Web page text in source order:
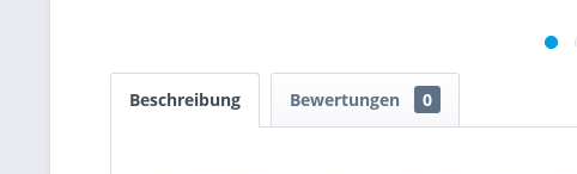
Beschreibung Bewertungen 0